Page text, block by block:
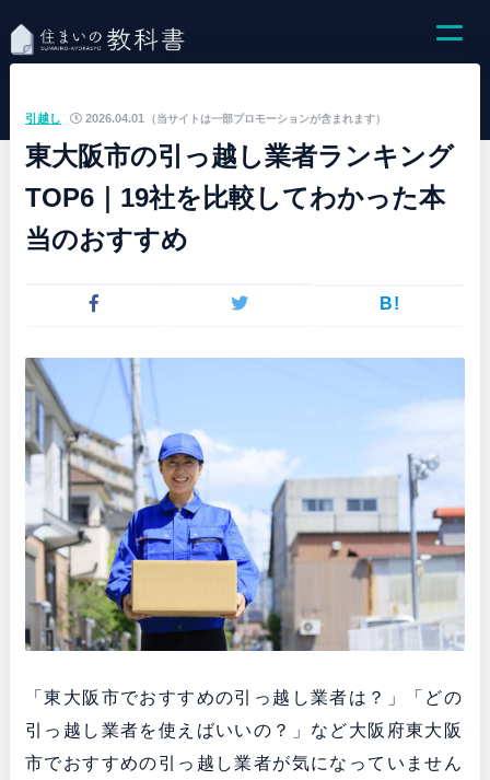
（当サイトは一部プロモーションが含まれます）
引越し 2026.04.01
東大阪市の引っ越し業者ランキング
TOP6｜19社を比較してわかった本
当のおすすめ
B!
「東大阪市でおすすめの引っ越し業者は？」「どの
引っ越し業者を使えばいいの？」など大阪府東大阪
市でおすすめの引っ越し業者が気になっていません